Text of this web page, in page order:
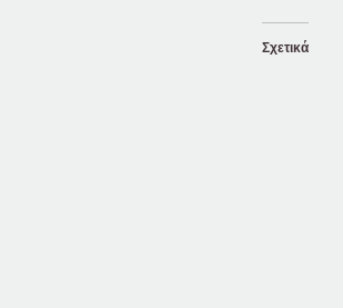
Σχετικά